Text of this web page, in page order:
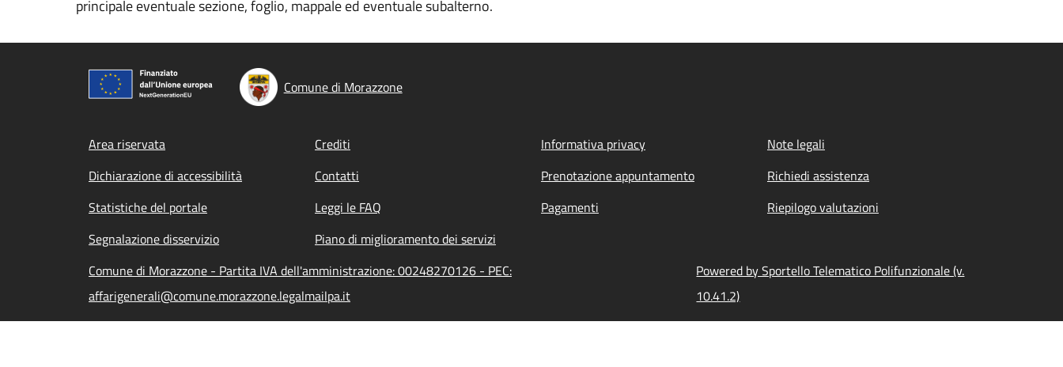
principale eventuale sezione, foglio, mappale ed eventuale subalterno.
Comune di Morazzone
Footer menu
Area riservata Crediti Informativa privacy
Note legali
Dichiarazione di accessibilità
Contatti Prenotazione appuntamento
Richiedi assistenza
Statistiche del portale
Leggi le FAQ Pagamenti
Riepilogo valutazioni
Segnalazione disservizio
Piano di miglioramento dei servizi
Comune di Morazzone - Partita IVA dell'amministrazione: 00248270126 - PEC:
affarigenerali@comune.morazzone.legalmailpa.it
Powered by Sportello Telematico Polifunzionale (v.
10.41.2)